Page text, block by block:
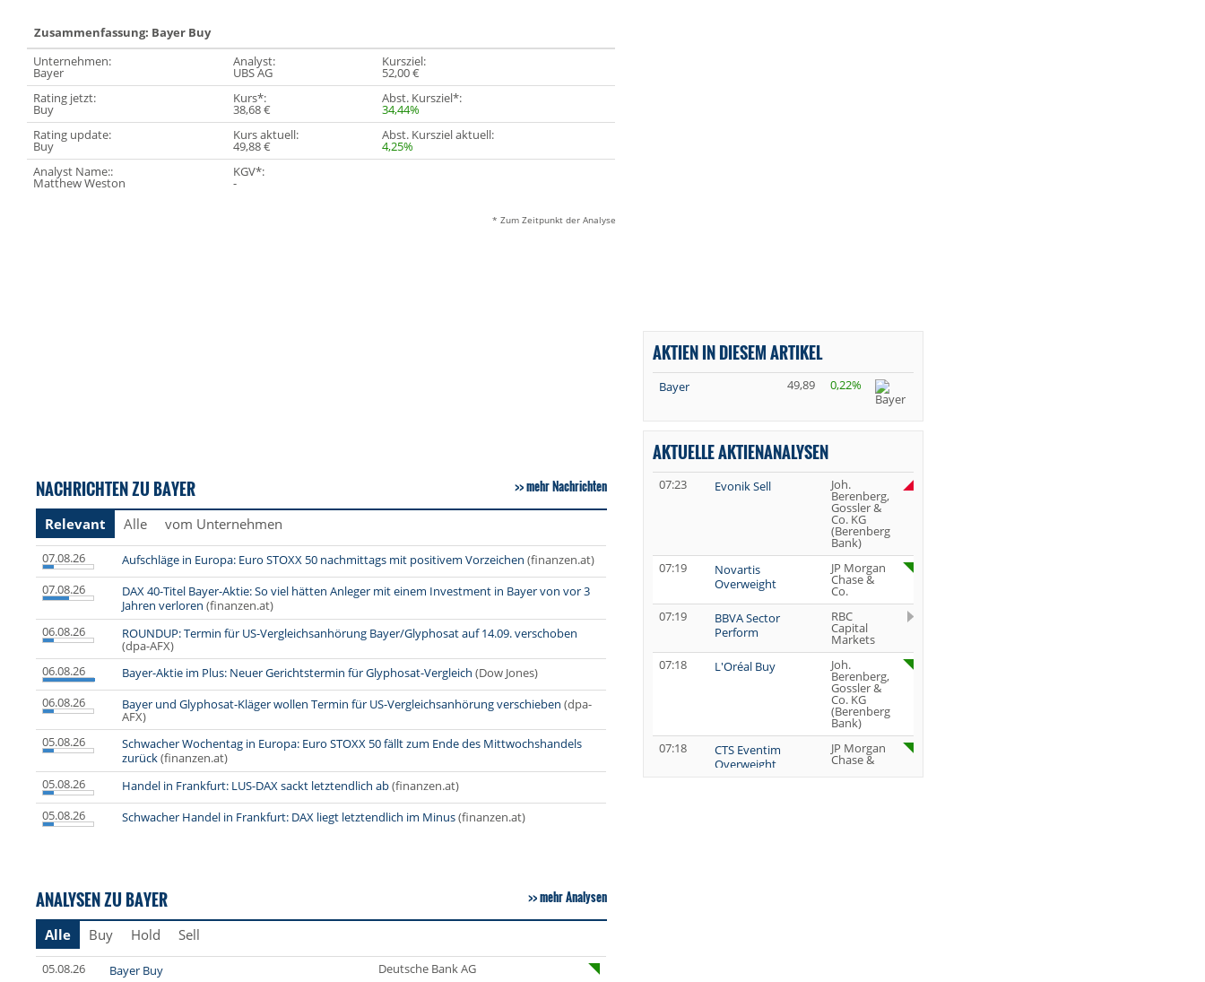
Zusammenfassung: Bayer Buy
Unternehmen:
Bayer
Analyst:
UBS AG
Kursziel:
52,00 €
Rating jetzt:
Buy
Kurs*:
38,68 €
Abst. Kursziel*:
34,44%
Rating update:
Buy
Kurs aktuell:
49,88 €
Abst. Kursziel aktuell:
4,25%
Analyst Name::
Matthew Weston
KGV*:
-
* Zum Zeitpunkt der Analyse
NACHRICHTEN ZU BAYER mehr Nachrichten
Relevant Alle vom Unternehmen
07.08.26 Aufschläge in Europa: Euro STOXX 50 nachmittags mit positivem Vorzeichen (finanzen.at)
07.08.26
DAX 40-Titel Bayer-Aktie: So viel hätten Anleger mit einem Investment in Bayer von vor 3
Jahren verloren (finanzen.at)
06.08.26
ROUNDUP: Termin für US-Vergleichsanhörung Bayer/Glyphosat auf 14.09. verschoben
(dpa-AFX)
06.08.26
Bayer-Aktie im Plus: Neuer Gerichtstermin für Glyphosat-Vergleich (Dow Jones)
06.08.26
Bayer und Glyphosat-Kläger wollen Termin für US-Vergleichsanhörung verschieben (dpa-
AFX)
05.08.26
Schwacher Wochentag in Europa: Euro STOXX 50 fällt zum Ende des Mittwochshandels
zurück(finanzen.at)
05.08.26
Handel in Frankfurt: LUS-DAX sackt letztendlich ab(finanzen.at)
05.08.26
Schwacher Handel in Frankfurt: DAX liegt letztendlich im Minus(finanzen.at)
ANALYSEN ZU BAYER mehr Analysen
Alle Buy Hold Sell
05.08.26 Bayer Buy
Deutsche Bank AG
AKTIEN IN DIESEM ARTIKEL
Bayer 49,89 0,22%
AKTUELLE AKTIENANALYSEN
07:23 Evonik Sell Joh.
Berenberg,
Gossler &
Co. KG
(Berenberg
Bank)
07:19
Novartis
Overweight
JP Morgan
Chase &
Co.
07:19
BBVA Sector
Perform
RBC
Capital
Markets
07:18
L'Oréal Buy Joh.
Berenberg,
Gossler &
Co. KG
(Berenberg
Bank)
07:18
CTS Eventim
Overweight
JP Morgan
Chase &